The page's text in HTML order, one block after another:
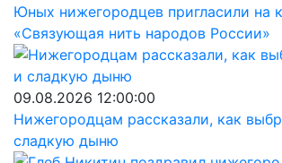
Юных нижегородцев пригласили на
«Связующая нить народов России»
09.08.2026 12:00:00
Нижегородцам рассказали, как
сладкую дыню